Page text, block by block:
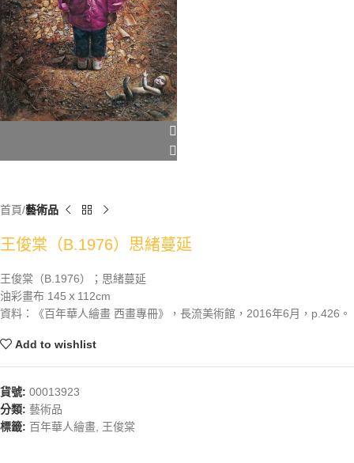
首頁 藝術品
王俊棠（B.1976）思緒蔓延
王俊棠（B.1976）；思緒蔓延
油彩畫布 145ｘ112cm
資料：《百年華人繪畫 西畫專冊》，長流美術館，2016年6月，p.426。
Add to wishlist
貨號: 00013923
分類: 藝術品
標籤: 百年華人繪畫, 王俊棠